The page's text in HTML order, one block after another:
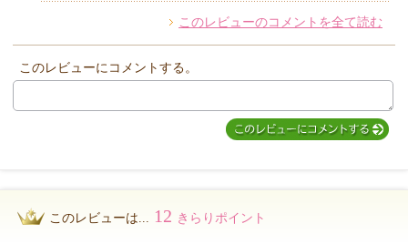
他のお客様からのコメント
このレビューのコメントを全て読む
このレビューにコメントする。
このレビューは... 12 きらりポイント